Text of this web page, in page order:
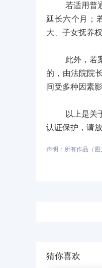
若适用普通
延长六个月；
大、子女抚养
此外，若案
的，由法院院
间受多种因素
以上是关于
认证保护，请放
声明：所有作品（
猜你喜欢